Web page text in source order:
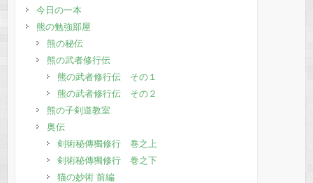
今日の一本
熊の勉強部屋
熊の秘伝
熊の武者修行伝
熊の武者修行伝 その１
熊の武者修行伝 その２
熊の子剣道教室
奥伝
剣術秘傳獨修行 巻之上
剣術秘傳獨修行 巻之下
猫の妙術 前編